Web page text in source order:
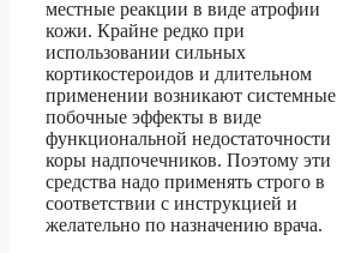
местные реакции в виде атрофии
кожи. Крайне редко при
использовании сильных
кортикостероидов и длительном
применении возникают системные
побочные эффекты в виде
функциональной недостаточности
коры надпочечников. Поэтому эти
средства надо применять строго в
соответствии с инструкцией и
желательно по назначению врача.